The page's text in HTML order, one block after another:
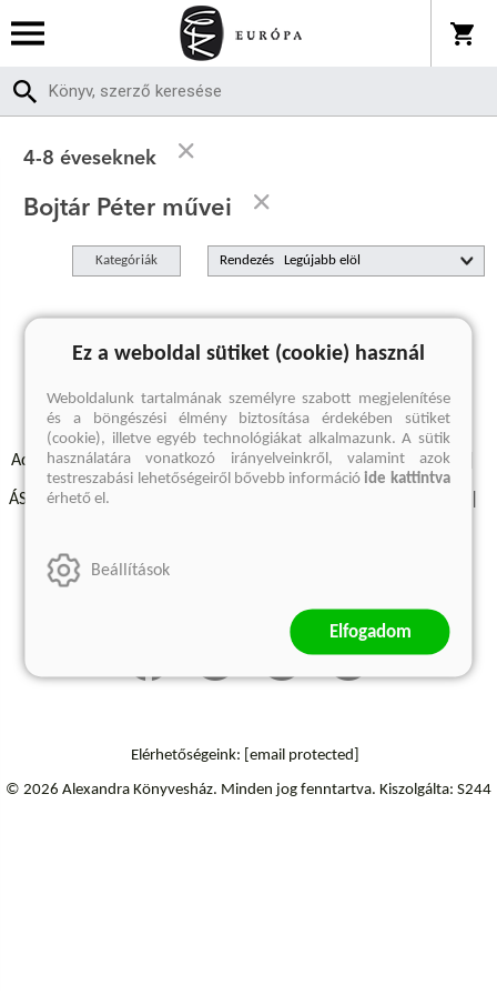
4-8 éveseknek
Bojtár Péter művei
Kategóriák Rendezés
A keresett kifejezésre nincs találat
Adatvédelmi szabályzatok Elállási felmondási nyilatkozat
ÁSZF - Vásárlási feltételek
Szállítási információk
Elérhetőségeink: [email protected]
© 2026 Alexandra Könyvesház. Minden jog fenntartva. Kiszolgálta: S244
Ez a weboldal sütiket (cookie) használ
Weboldalunk tartalmának személyre szabott megjelenítése
és a böngészési élmény biztosítása érdekében sütiket
(cookie), illetve egyéb technológiákat alkalmazunk. A sütik
használatára vonatkozó irányelveinkről, valamint azok
testreszabási lehetőségeiről bővebb információide kattintva
érhető el.
Beállítások
Elfogadom